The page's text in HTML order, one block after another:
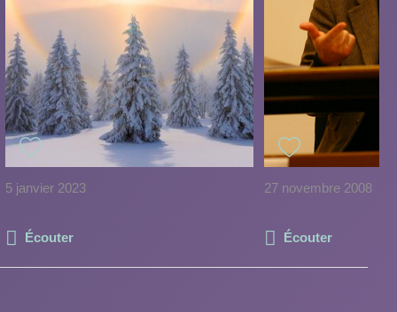
5 janvier 2023
Écouter
27 novembre 2008
Écouter